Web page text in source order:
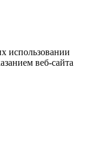
использовании
веб-сайта